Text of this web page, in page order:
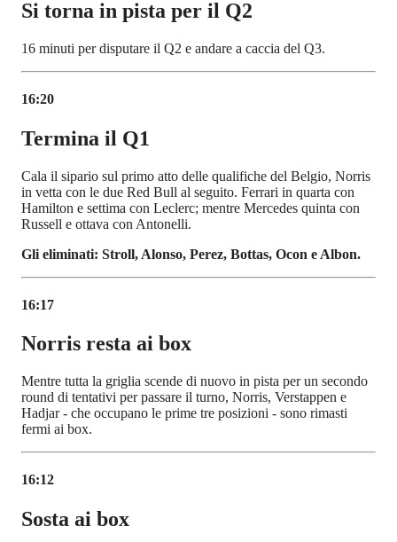
Si torna in pista per il Q2
16 minuti per disputare il Q2 e andare a caccia del Q3.
16:20
Termina il Q1
Cala il sipario sul primo atto delle qualifiche del Belgio, Norris
in vetta con le due Red Bull al seguito. Ferrari in quarta con
Hamilton e settima con Leclerc; mentre Mercedes quinta con
Russell e ottava con Antonelli.
Gli eliminati: Stroll, Alonso, Perez, Bottas, Ocon e Albon.
16:17
Norris resta ai box
Mentre tutta la griglia scende di nuovo in pista per un secondo
round di tentativi per passare il turno, Norris, Verstappen e
Hadjar - che occupano le prime tre posizioni - sono rimasti
fermi ai box.
16:12
Sosta ai box